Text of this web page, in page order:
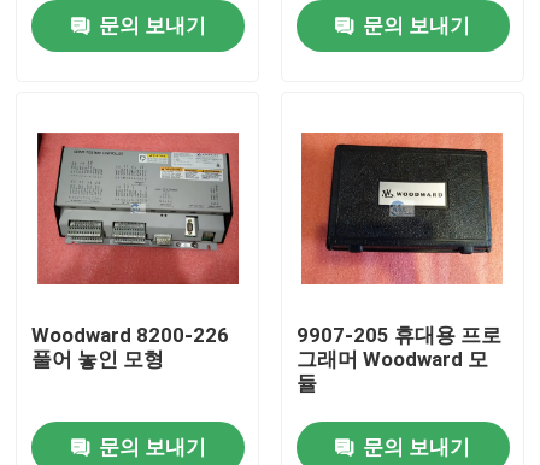
제품
우리 에 관한 것
품질 관리
저희와 연락
문의 보내기
문의 보내기
Woodward 8200-226
풀어 놓인 모형
문의 보내기
9907-205 휴대용 프로
그래머 Woodward 모
듈
문의 보내기